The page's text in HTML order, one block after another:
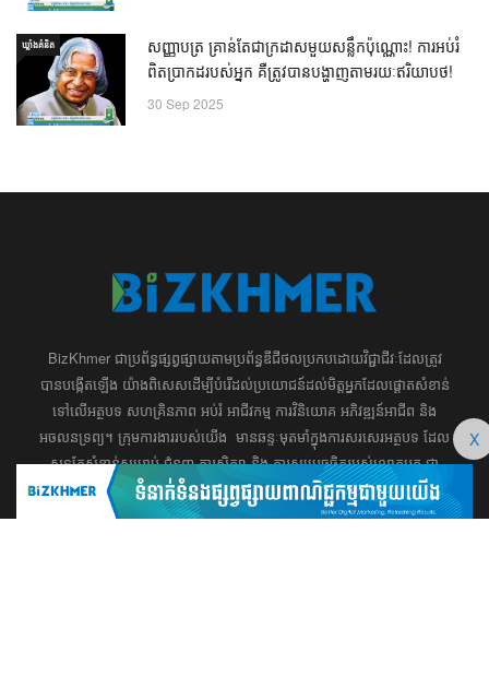
ឃ្លាំង​គំនិត
សញ្ញាបត្រ គ្រាន់តែជាក្រដាសមួយសន្លឹកប៉ុណ្ណោះ! ការអប់រំ
ពិតប្រាកដរបស់អ្នក គឺត្រូវបានបង្ហាញតាមរយៈឥរិយាបថ!
30 Sep 2025
BizKhmer ​ជា​​ប្រព័ន្ធ​ផ្សព្វផ្សាយ​តាម​ប្រព័ន្ធ​ឌីជីថល​​​ប្រកប​ដោយ​វិជ្ជាជីវៈ​ដែល​​​ត្រូវ​
បាន​បង្កើតឡើង យ៉ាង​ពិសេស​​ដើម្បី​បំរើ​ដល់​ប្រយោជន៍​​​ដល់​មិត្ត​អ្នក​ដែល​ផ្ដោត​សំខាន់​
ទៅ​លើ​អត្ថបទ​ សហគ្រិន​ភាព អប់រំ ​​អាជីវកម្ម​ ​ការ​វិនិយោគ​ ​អភិវឌ្ឍន៍​អាជីព​ និង​
អចលនទ្រព្យ។ ​ក្រុម​​ការងារ​របស់​យើង​ ​​ មាន​ឆន្ទៈ​​មុតមាំ​​​ក្នុង​​ការ​សរសេរ​​អត្ថបទ​​ ដែល​
សុទ្ធតែ​សំខាន់​សម្រាប់​ ជំនួញ​ ការសិក្សា​ ​និង ការ​សម្រេច​ចិត្ត​របស់​​លោក​អ្នក​ ជា
ពិសេស​​គឺ​​ជួយ​ពង្រឹង​ការ​ត្រិះរិះ ពិចារណា​ ​និង ​ការអភិវឌ្ឍន៍​ធនធាន​មនុស្ស។ ​​​​
012 666 104 / 015 22 42 99 / 066 222 023
X